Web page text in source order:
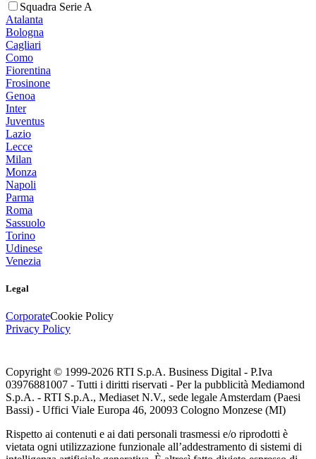
Squadra Serie A
Atalanta
Bologna
Cagliari
Como
Fiorentina
Frosinone
Genoa
Inter
Juventus
Lazio
Lecce
Milan
Monza
Napoli
Parma
Roma
Sassuolo
Torino
Udinese
Venezia
Legal
CorporateCookie Policy
Privacy Policy
Copyright © 1999-2026 RTI S.p.A. Business Digital - P.Iva
03976881007 - Tutti i diritti riservati - Per la pubblicità Mediamond
S.p.A. - RTI S.p.A., Mediaset N.V., sede legale Amsterdam (Paesi
Bassi) - Uffici Viale Europa 46, 20093 Cologno Monzese (MI)
Rispetto ai contenuti e ai dati personali trasmessi e/o riprodotti è
vietata ogni utilizzazione funzionale all’addestramento di sistemi di